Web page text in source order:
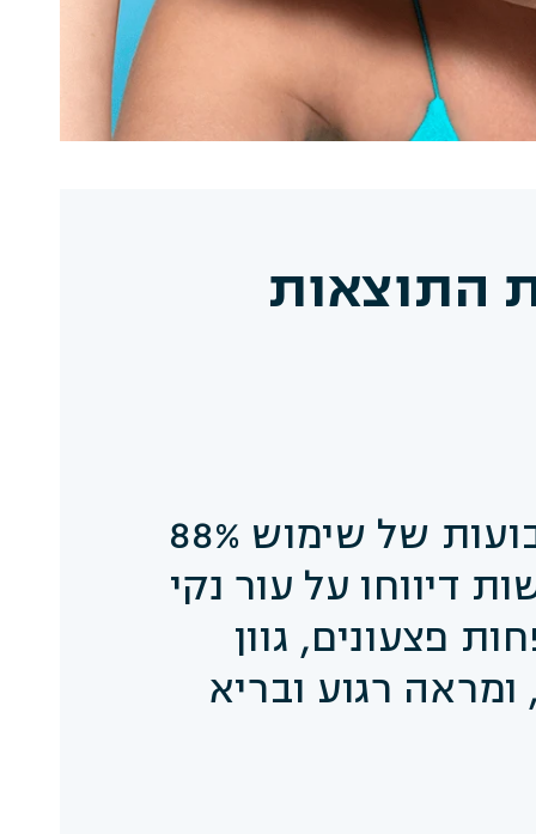
התוצאות
לאחר 4 שבועות של שימוש 88%
דיווחו על עור נקי
פצעונים, גוון
ומראה רגוע ובריא